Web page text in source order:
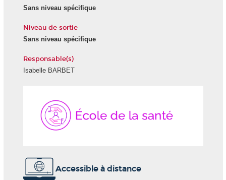
Sans niveau spécifique
Niveau de sortie
Sans niveau spécifique
Responsable(s)
Isabelle BARBET
Accessible à distance